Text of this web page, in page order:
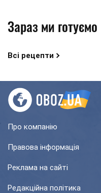
Зараз ми готуємо
Всі рецепти
Про компанію
Правова інформація
Реклама на сайті
Редакційна політика